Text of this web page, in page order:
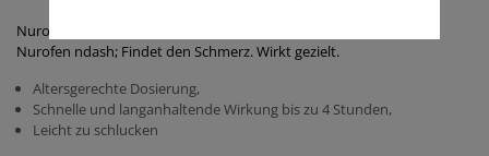
Nurofen 200mg Dragees ndash; speziell bei Kopfschmerzen.
Nurofen ndash; Findet den Schmerz. Wirkt gezielt.
Altersgerechte Dosierung,
Schnelle und langanhaltende Wirkung bis zu 4 Stunden,
Leicht zu schlucken